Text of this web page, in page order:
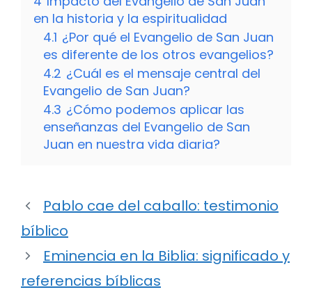
en la historia y la espiritualidad
4.1 ¿Por qué el Evangelio de San Juan
es diferente de los otros evangelios?
4.2 ¿Cuál es el mensaje central del
Evangelio de San Juan?
4.3 ¿Cómo podemos aplicar las
enseñanzas del Evangelio de San
Juan en nuestra vida diaria?
Pablo cae del caballo: testimonio
bíblico
Eminencia en la Biblia: significado y
referencias bíblicas